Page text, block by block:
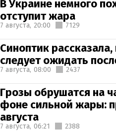
В Украине немного
отступит жара
7 августа, 20:00 7129
Синоптик
следует ожидать
7 августа, 08:00 2437
Грозы обрушатся на
фоне сильной жары:
августа
7 августа, 06:21 2388